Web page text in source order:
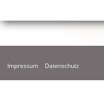
Impressum Datenschutz